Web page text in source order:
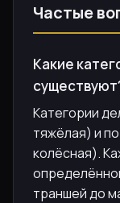
Частые
Какие
Категории
тяжёлая) и
колёсная).
траншей до